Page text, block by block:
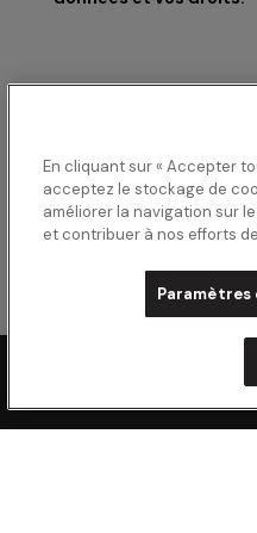
En cliquant sur « Accepter
acceptez le stockage de
améliorer la navigation sur
et contribuer à nos efforts
Paramètres